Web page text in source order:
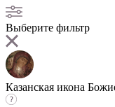
Выберите фильтр
Казанская икона